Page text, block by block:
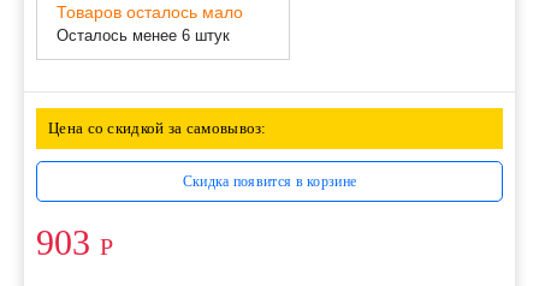
Товаров осталось мало
Осталось менее 6 штук
Цена со скидкой за самовывоз:
Скидка появится в корзине
903 Р